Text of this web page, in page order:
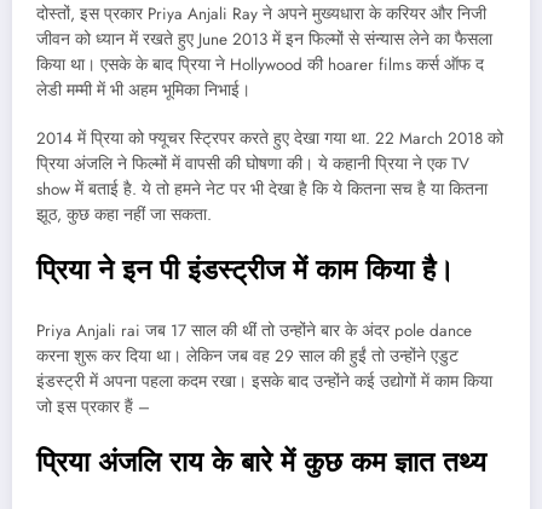
दोस्तों, इस प्रकार Priya Anjali Ray ने अपने मुख्यधारा के करियर और निजी
जीवन को ध्यान में रखते हुए June 2013 में इन फिल्मों से संन्यास लेने का फैसला
किया था। एसके के बाद प्रिया ने Hollywood की hoarer films कर्स ऑफ द
लेडी मम्मी में भी अहम भूमिका निभाई।
2014 में प्रिया को फ्यूचर स्ट्रिपर करते हुए देखा गया था. 22 March 2018 को
प्रिया अंजलि ने फिल्मों में वापसी की घोषणा की। ये कहानी प्रिया ने एक TV
show में बताई है. ये तो हमने नेट पर भी देखा है कि ये कितना सच है या कितना
झूठ, कुछ कहा नहीं जा सकता.
प्रिया ने इन पी इंडस्ट्रीज में काम किया है।
Priya Anjali rai जब 17 साल की थीं तो उन्होंने बार के अंदर pole dance
करना शुरू कर दिया था। लेकिन जब वह 29 साल की हुईं तो उन्होंने एडुट
इंडस्ट्री में अपना पहला कदम रखा। इसके बाद उन्होंने कई उद्योगों में काम किया
जो इस प्रकार हैं –
प्रिया अंजलि राय के बारे में कुछ कम ज्ञात तथ्य